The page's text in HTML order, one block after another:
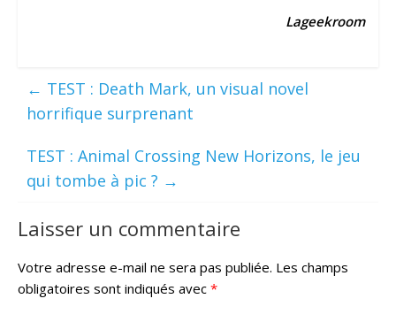
Lageekroom
← TEST : Death Mark, un visual novel
horrifique surprenant
TEST : Animal Crossing New Horizons, le jeu
qui tombe à pic ? →
Laisser un commentaire
Votre adresse e-mail ne sera pas publiée. Les champs
obligatoires sont indiqués avec *